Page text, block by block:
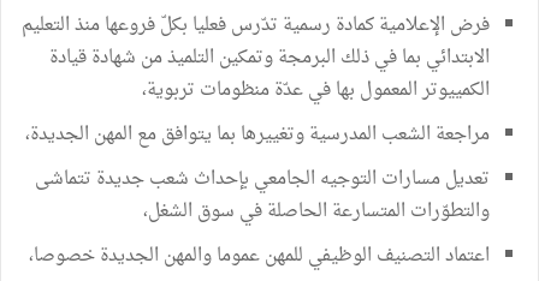
فرض الإعلامية كمادة رسمية تدّرس فعليا بكلّ فروعها منذ التعليم
الابتدائي بما في ذلك البرمجة وتمكين التلميذ من شهادة قيادة
الكمييوتر المعمول بها في عدّة منظومات تربوية،
مراجعة الشعب المدرسية وتغييرها بما يتوافق مع المهن الجديدة،
تعديل مسارات التوجيه الجامعي بإحداث شعب جديدة تتماشى
والتطوّرات المتسارعة الحاصلة في سوق الشغل،
اعتماد التصنيف الوظيفي للمهن عموما والمهن الجديدة خصوصا،